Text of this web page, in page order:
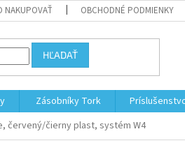
NAKUPOVAŤ OBCHODNÉ PODMIENKY
HĽADAŤ
Zásobníky Tork
červený/čierny plast, systém W4